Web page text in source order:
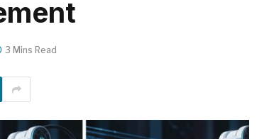
3 Mins Read